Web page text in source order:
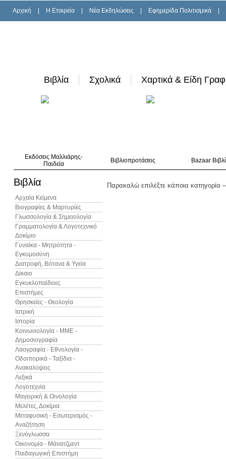
Αρχική H Εταιρεία Νέα Εκδηλώσεις Εφημερίδα Πολιτισμικά
Βιβλία Σχολικά Χαρτικά & Είδη
Εκδόσεις Μαλλιάρης-
Παιδεία
Βιβλιοπροτάσεις Bazaar
Βιβλία
Αρχαία Κείμενα
Βιογραφίες & Μαρτυρίες
Γλωσσολογία & Σημειολογία
Γραμματολογία & Λογοτεχνικό
Δοκίμιο
Γυναίκα - Μητρότητα -
Εγκυμοσύνη
Διατροφή, Βότανα & Υγεία
Δίκαιο
Εγκυκλοπαίδειες
Επιστήμες
Θρησκείες - Θεολογία
Ιατρική
Ιστορία
Κοινωνιολογία - ΜΜΕ -
Δημοσιογραφία
Λαογραφία - Εθνολογία -
Οδοιπορικά - Ταξίδια -
Ανακαλύψεις
Λεξικά
Λογοτεχνία
Μαγειρική & Οινολογία
Μελέτες, Δοκίμια
Μεταφυσική - Εσωτερισμός -
Αναζήτηση
Ξενόγλωσσα
Οικονομία - Μάνατζμεντ
Παιδαγωγική Επιστήμη
Παρακαλώ επιλέξτε κάποια κατηγορία